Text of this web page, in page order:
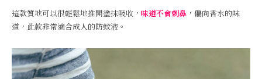
這款質地可以很輕鬆地推開塗抹吸收， 味道不會刺鼻 ，偏向香水的味
道，此款非常適合成人的防蚊液。